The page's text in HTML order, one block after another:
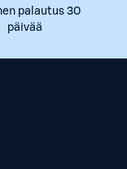
palautus 30
päivää